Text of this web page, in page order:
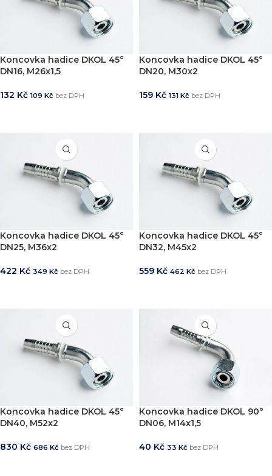
Koncovka hadice DKOL 45°
DN16, M26x1,5
132 Kč 109 Kč bez DPH
Koncovka hadice DKOL 45°
DN20, M30x2
159 Kč 131 Kč bez DPH
Koncovka hadice DKOL 45°
DN25, M36x2
422 Kč 349 Kč bez DPH
Koncovka hadice DKOL 45°
DN32, M45x2
559 Kč 462 Kč bez DPH
Koncovka hadice DKOL 45°
DN40, M52x2
830 Kč 686 Kč bez DPH
Koncovka hadice DKOL 90°
DN06, M14x1,5
40 Kč 33 Kč bez DPH